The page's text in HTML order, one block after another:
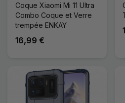
Coque Xiaomi Mi 11 Ultra
Combo Coque et Verre
trempée ENKAY
16,99 €